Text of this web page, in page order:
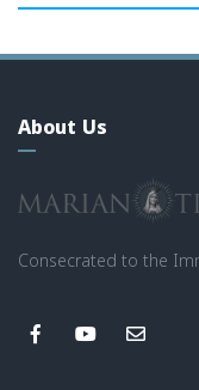
About Us
Consecrated to the